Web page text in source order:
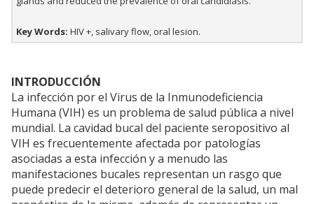
Key Words: HIV +, salivary flow, oral lesion.
INTRODUCCIÓN
La infección por el Virus de la Inmunodeficiencia
Humana (VIH) es un problema de salud pública a nivel
mundial. La cavidad bucal del paciente seropositivo al
VIH es frecuentemente afectada por patologías
asociadas a esta infección y a menudo las
manifestaciones bucales representan un rasgo que
puede predecir el deterioro general de la salud, un mal